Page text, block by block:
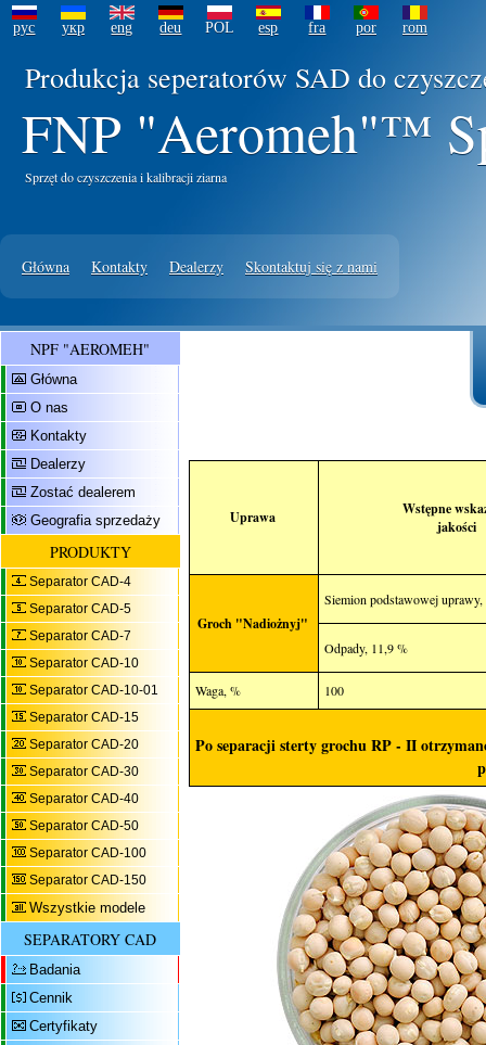
рус укр eng deu POL esp fra por rom
Produkcja seperatorów SAD do
FNP "Aeromeh"™
Sprzęt do czyszczenia i kalibracji ziarna
Główna Kontakty Dealerzy Skontaktuj się z nami
NPF "AEROMEH"
Główna
O nas
Kontakty
Dealerzy
Zostać dealerem
Geografia sprzedaży
PRODUKTY
Separator CAD-4
Separator CAD-5
Separator CAD-7
Separator CAD-10
Separator CAD-10-01
Separator CAD-15
Separator CAD-20
Separator CAD-30
Separator CAD-40
Separator CAD-50
Separator CAD-100
Separator CAD-150
Wszystkie modele
SEPARATORY CAD
Badania
Cennik
Certyfikaty
Uprawa
Wstępne
jakości
Groch "Nadiożnyj"
Siemion podstawowej
Odpady, 11,9 %
Waga, % 100
Po separacji sterty grochu RP - II